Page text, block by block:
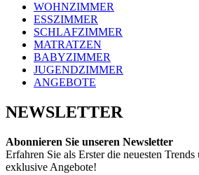
WOHNZIMMER
ESSZIMMER
SCHLAFZIMMER
MATRATZEN
BABYZIMMER
JUGENDZIMMER
ANGEBOTE
NEWSLETTER
Abonnieren Sie unseren Newsletter
Erfahren Sie als Erster die neuesten Trends
exklusive Angebote!